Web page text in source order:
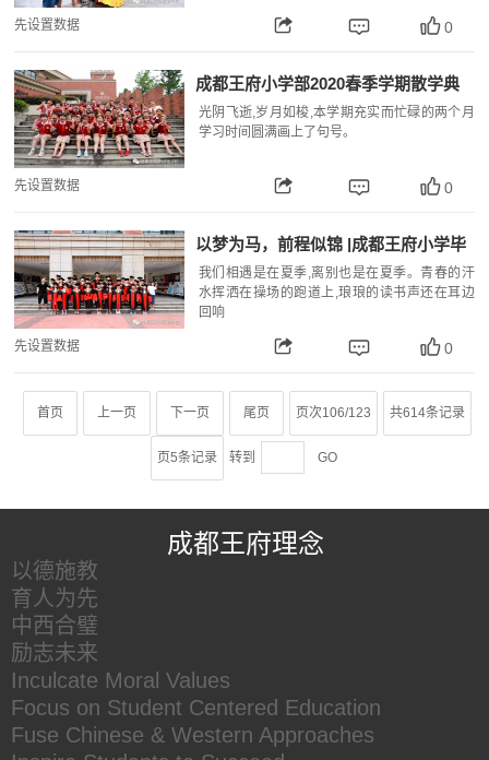
先设置数据 0
成都王府小学部2020春季学期散学典
礼
光阴飞逝,岁月如梭,本学期充实而忙碌的两个月
学习时间圆满画上了句号。
先设置数据 0
以梦为马，前程似锦 |成都王府小学毕
业生特辑
我们相遇是在夏季,离别也是在夏季。青春的汗
水挥洒在操场的跑道上,琅琅的读书声还在耳边
回响
先设置数据 0
首页 上一页 下一页 尾页 页次106/123 共614条记录
页5条记录 转到 GO
成都王府理念
以德施教
育人为先
中西合璧
励志未来
Inculcate Moral Values
Focus on Student Centered Education
Fuse Chinese & Western Approaches